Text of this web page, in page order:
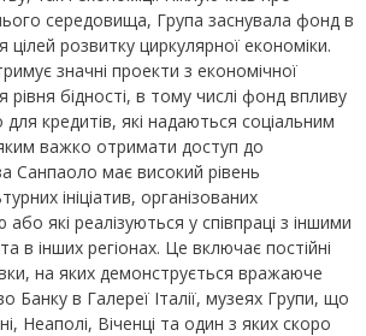
середовища, Група заснувала фонд в
цілей розвитку циркулярної економіки.
значні проекти з економічної
рівня бідності, в тому числі фонд впливу
кредитів, які надаються соціальним
важко отримати доступ до
Санпаоло має високий рівень
ініціатив, організованих
які реалізуються у співпраці з іншими
в інших регіонах. Це включає постійні
на яких демонструється вражаюче
Банку в Галереї Італії, музеях Групи, що
Неаполі, Віченці та один з яких скоро